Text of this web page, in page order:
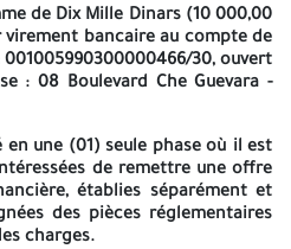
à la concurrence nationale pour la :
DE REVÊTEMENT ININFLAMMABLE
SUR CHARPENTE MÉTALLIQUE
d’un bloc pédagogique R+4
à Ben Aknoun - wilaya d’Alger.
à la concurrence nationale
dans le domaine de la :
Peinture industrielle
de Dix Mille Dinars (10 000,00
virement bancaire au compte de
001005990300000466/30, ouvert
:08 Boulevard Che Guevara -
en une (01) seule phaseoù il est
de remettre une offre
établies séparément et
des pièces réglementaires
charges.